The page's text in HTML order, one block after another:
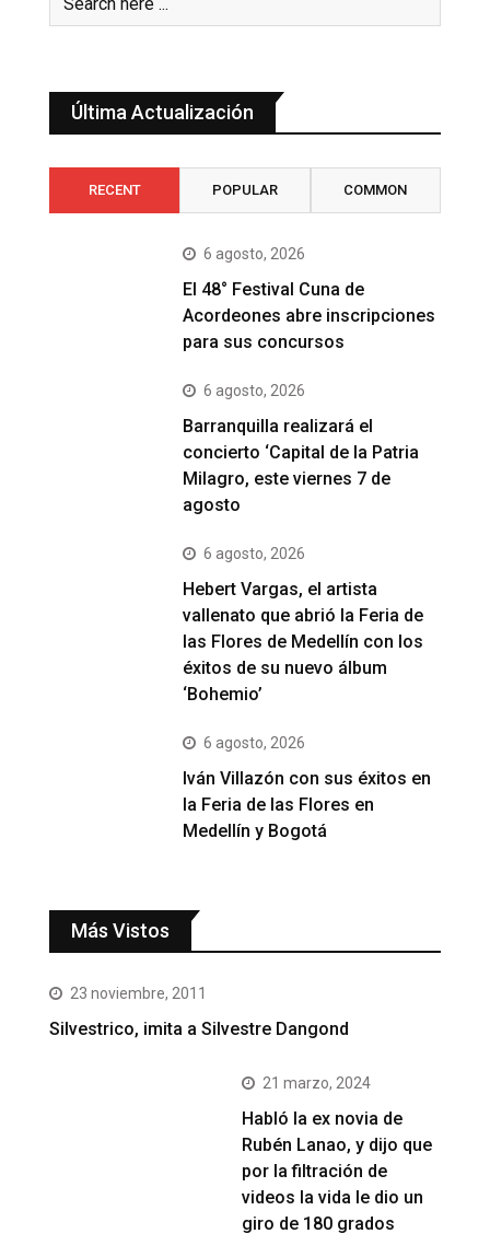
Última Actualización
RECENT POPULAR COMMON
6 agosto, 2026
El 48° Festival Cuna de
Acordeones abre inscripciones
para sus concursos
6 agosto, 2026
Barranquilla realizará el
concierto ‘Capital de la Patria
Milagro, este viernes 7 de
agosto
6 agosto, 2026
Hebert Vargas, el artista
vallenato que abrió la Feria de
las Flores de Medellín con los
éxitos de su nuevo álbum
‘Bohemio’
6 agosto, 2026
Iván Villazón con sus éxitos en
la Feria de las Flores en
Medellín y Bogotá
Más Vistos
23 noviembre, 2011
Silvestrico, imita a Silvestre Dangond
21 marzo, 2024
Habló la ex novia de
Rubén Lanao, y dijo que
por la filtración de
videos la vida le dio un
giro de 180 grados